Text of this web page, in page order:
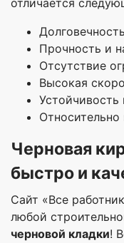
отличается
Прочность и
Отсутствие
Высокая
Черновая
быстро и
Сайт «Все
любой
черновой кладки!